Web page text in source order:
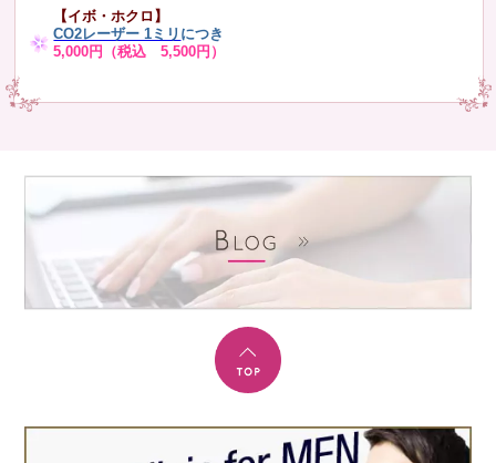
【イボ・ホクロ】
CO2レーザー 1ミリ につき
5,000円（税込 5,500円）